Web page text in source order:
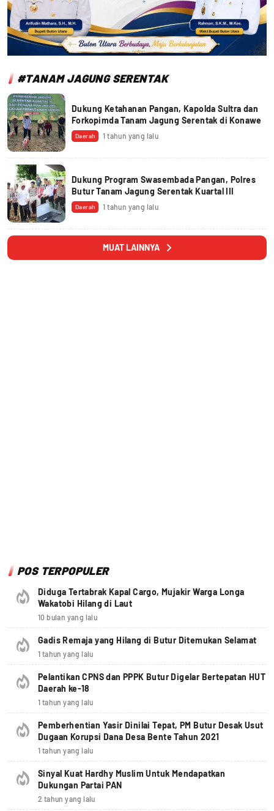
#TANAM JAGUNG SERENTAK
Dukung Ketahanan Pangan, Kapolda Sultra dan
Forkopimda Tanam Jagung Serentak di Konawe
Daerah 1 tahun yang lalu
Dukung Program Swasembada Pangan, Polres
Butur Tanam Jagung Serentak Kuartal III
Daerah 1 tahun yang lalu
MUAT LAINNYA
POS TERPOPULER
Diduga Tertabrak Kapal Cargo, Mujakir Warga Longa
Wakatobi Hilang di Laut
10 bulan yang lalu
Gadis Remaja yang Hilang di Butur Ditemukan Selamat
1 tahun yang lalu
Pelantikan CPNS dan PPPK Butur Digelar Bertepatan HUT
Daerah ke-18
1 tahun yang lalu
Pemberhentian Yasir Dinilai Tepat, PM Butur Desak Usut
Dugaan Korupsi Dana Desa Bente Tahun 2021
1 tahun yang lalu
Sinyal Kuat Hardhy Muslim Untuk Mendapatkan
Dukungan Partai PAN
2 tahun yang lalu